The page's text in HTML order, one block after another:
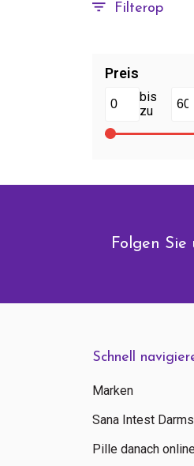
Filterop
Preis
bis
zu
Folgen
Schnell
Marken
Sana Intest
Pille danach